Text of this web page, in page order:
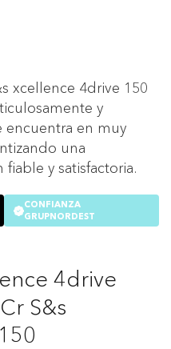
xcellence 4drive 150
y
encuentra en muy
una
y satisfactoria.
CONFIANZA
GRUPNORDEST
4drive
S&s